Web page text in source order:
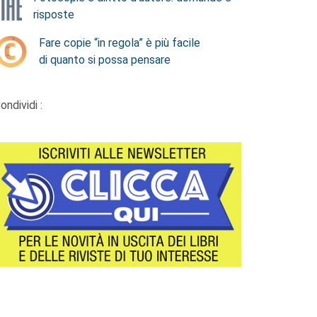
risposte
Fare copie “in regola” è più facile
di quanto si possa pensare
: